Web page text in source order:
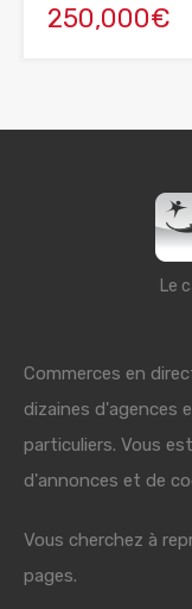
250,000€
Le
Commerces en
dizaines d'agences
particuliers. Vous
d'annonces et de
Vous cherchez à
pages.